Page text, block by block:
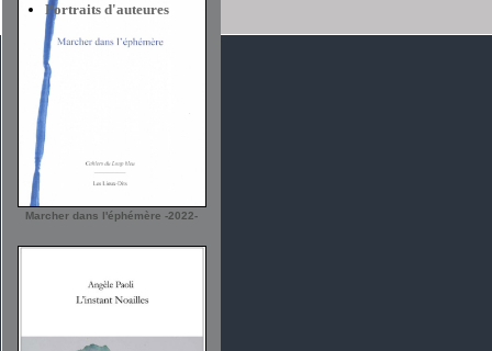
Marcher dans l'éphémère -2022-
Portraits d'auteures